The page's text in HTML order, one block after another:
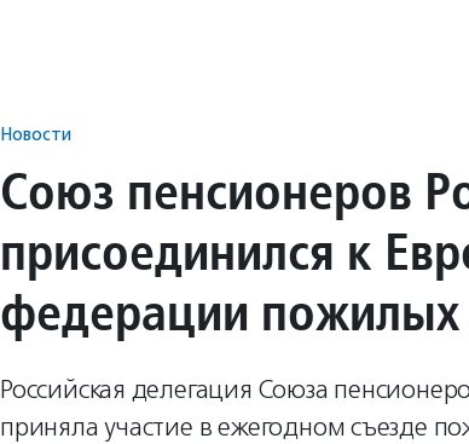
Новости
Союз пенсионеров
присоединился к
федерации
Российская делегация Союза
приняла участие в ежегодном съезде